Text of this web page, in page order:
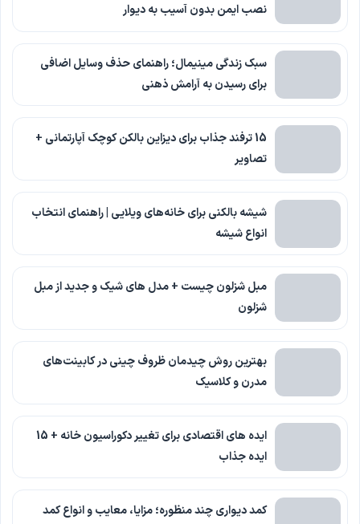
نصب ایمن بدون آسیب به دیوار
سبک زندگی مینیمال؛ راهنمای حذف وسایل اضافی
برای رسیدن به آرامش ذهنی
15 ترفند جذاب برای دیزاین بالکن کوچک آپارتمانی +
تصاویر
شیشه بالکنی برای خانه‌های ویلایی | راهنمای انتخاب
انواع شیشه
مبل شزلون چیست + مدل های شیک و جدید از مبل
شزلون
بهترین روش چیدمان ظروف چینی در کابینت‌های
مدرن و کلاسیک
ایده های اقتصادی برای تغییر دکوراسیون خانه + 15
ایده جذاب
کمد دیواری چند منظوره؛ مزایا، معایب و انواع کمد